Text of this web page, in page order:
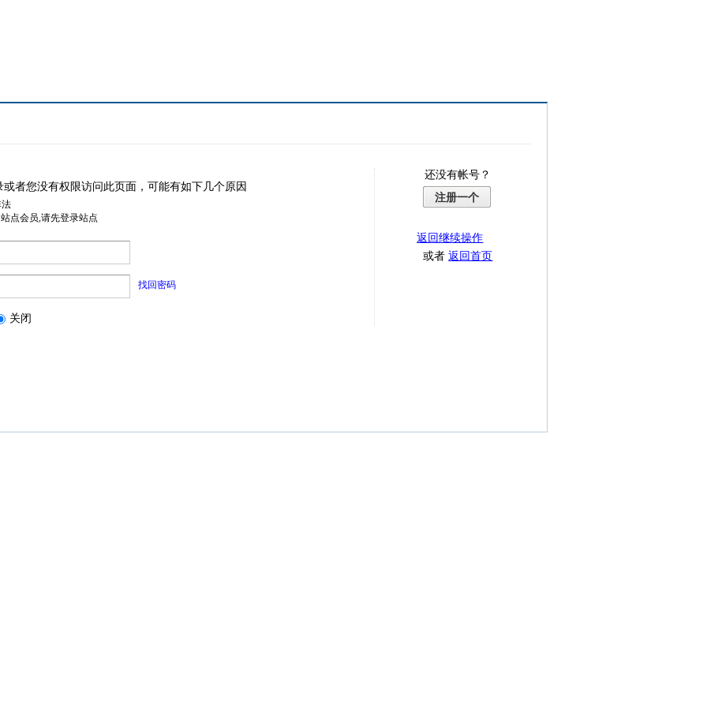
或者您没有权限访问此页面，可能有如下几个原因
点会员,请先登录站点
找回密码
关闭
还没有帐号？
注册一个
返回继续操作
或者返回首页